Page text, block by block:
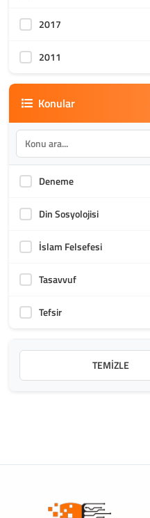
2017
2011
Konular
Deneme
Din Sosyolojisi
İslam Felsefesi
Tasavvuf
Tefsir
TEMIZLE